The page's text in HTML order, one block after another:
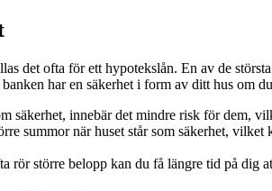
det ofta för ett hypotekslån. En av de
har en säkerhet i form av ditt hus om
säkerhet, innebär det mindre risk för dem,
summor när huset står som säkerhet,
rör större belopp kan du få längre tid på dig